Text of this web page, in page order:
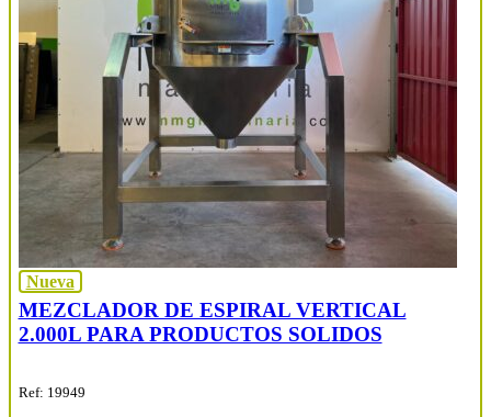
Nueva
MEZCLADOR DE ESPIRAL VERTICAL
2.000L PARA PRODUCTOS SOLIDOS
Ref: 19949